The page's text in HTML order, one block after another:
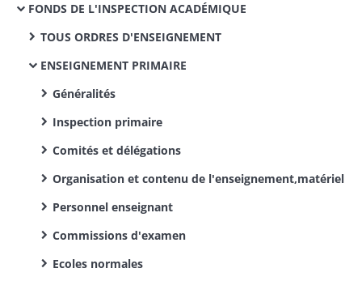
FONDS DE L'INSPECTION ACADÉMIQUE
TOUS ORDRES D'ENSEIGNEMENT
ENSEIGNEMENT PRIMAIRE
Généralités
Inspection primaire
Comités et délégations
Organisation et contenu de l'enseignement,matériel
Personnel enseignant
Commissions d'examen
Ecoles normales